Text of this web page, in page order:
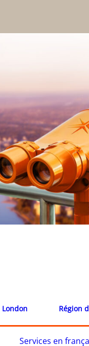
London Région
Services en